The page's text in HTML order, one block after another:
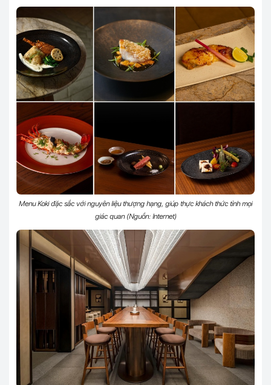
Menu Koki đặc sắc với nguyên liệu thượng hạng, giúp thực khách thức tỉnh mọi
giác quan (Nguồn: Internet)